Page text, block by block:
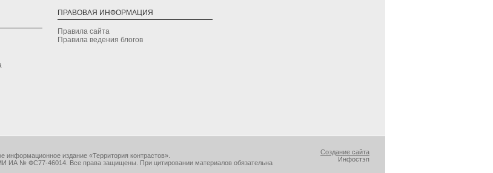
ПРАВОВАЯ ИНФОРМАЦИЯ
Правила сайта
Правила ведения блогов
информационное издание «Территория контрастов».
ИА № ФС77-46014. Все права защищены. При цитировании материалов обязательна
Создание сайта
Инфостэп